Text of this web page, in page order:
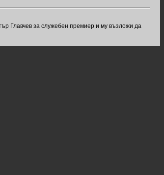
Главчев за служебен премиер и му възложи да